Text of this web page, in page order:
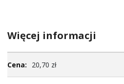
Więcej informacji
informacji20,70 zł